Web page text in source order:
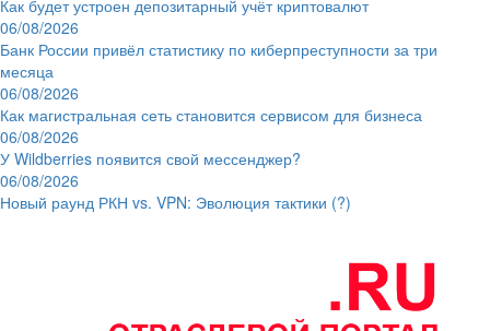
Как будет устроен депозитарный учёт криптовалют
06/08/2026
Банк России привёл статистику по киберпреступности за три
месяца
06/08/2026
Как магистральная сеть становится сервисом для бизнеса
06/08/2026
У Wildberries появится свой мессенджер?
06/08/2026
Новый раунд РКН vs. VPN: Эволюция тактики (?)